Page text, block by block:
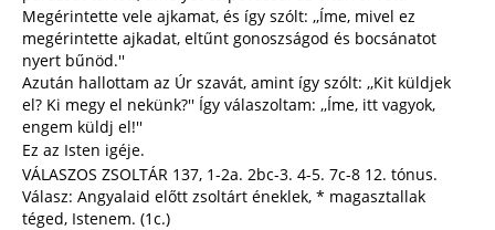
Megérintette vele ajkamat, és így szólt: ,,Íme, mivel ez
megérintette ajkadat, eltűnt gonoszságod és bocsánatot
nyert bűnöd.''
Azután hallottam az Úr szavát, amint így szólt: ,,Kit küldjek
el? Ki megy el nekünk?'' Így válaszoltam: ,,Íme, itt vagyok,
engem küldj el!''
Ez az Isten igéje.
VÁLASZOS ZSOLTÁR 137, 1-2a. 2bc-3. 4-5. 7c-8 12. tónus.
Válasz: Angyalaid előtt zsoltárt éneklek, * magasztallak
téged, Istenem. (1c.)